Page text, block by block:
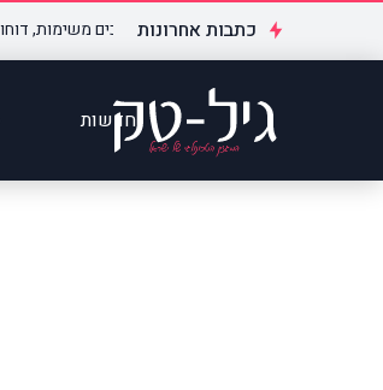
כתבות אחרונות
מאנדיי בארגונים – כך הופכים משימות, דוחות
חדשות